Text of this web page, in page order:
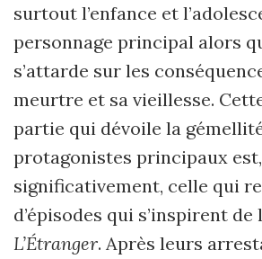
surtout l’enfance et
personnage principal alors
s’attarde sur les
meurtre et sa vieillesse.
partie qui dévoile la
protagonistes principaux est,
significativement, celle qui
d’épisodes qui s’inspirent de
L’Étranger. Après leurs